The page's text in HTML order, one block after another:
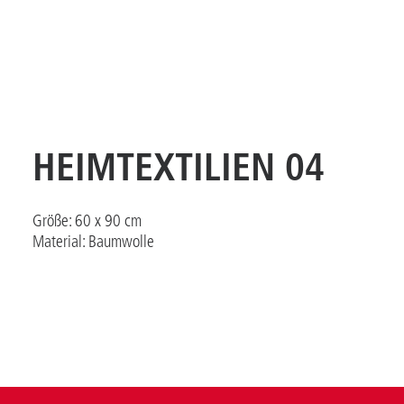
HEIMTEXTILIEN 04
Größe: 60 x 90 cm
Material: Baumwolle